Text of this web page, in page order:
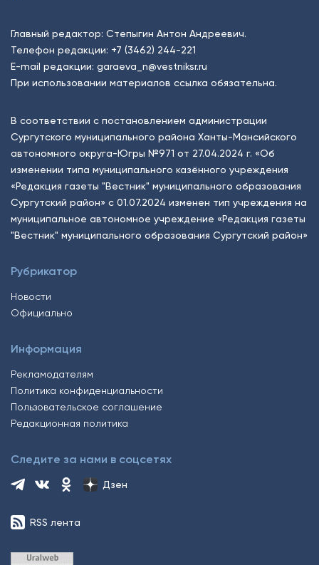
Главный редактор: Степыгин Антон Андреевич.
Телефон редакции: +7 (3462) 244-221
E-mail редакции: garaeva_n@vestniksr.ru
При использовании материалов ссылка обязательна.
В соответствии с постановлением администрации
Сургутского муниципального района Ханты-Мансийского
автономного округа-Югры №971 от 27.04.2024 г. «Об
изменении типа муниципального казённого учреждения
«Редакция газеты "Вестник" муниципального образования
Сургутский район» с 01.07.2024 изменен тип учреждения на
муниципальное автономное учреждение «Редакция газеты
"Вестник" муниципального образования Сургутский район»
Рубрикатор
Новости
Официально
Информация
Рекламодателям
Политика конфиденциальности
Пользовательское соглашение
Редакционная политика
Следите за нами в соцсетях
Дзен
RSS лента